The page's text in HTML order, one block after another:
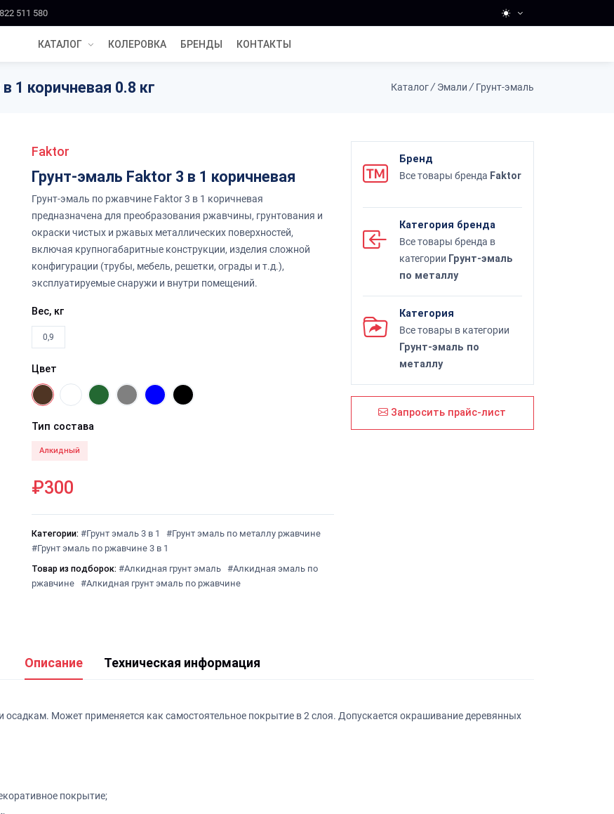
511 580
КАТАЛОГ КОЛЕРОВКА БРЕНДЫ КОНТАКТЫ
1 коричневая 0.8 кг Каталог/ Эмали / Грунт-эмаль
Faktor
Грунт-эмаль Faktor 3 в 1 коричневая
Грунт-эмаль по ржавчине Faktor 3 в 1 коричневая
предназначена для преобразования ржавчины, грунтования и
окраски чистых и ржавых металлических поверхностей,
включая крупногабаритные конструкции, изделия сложной
конфигурации (трубы, мебель, решетки, ограды и т.д.),
эксплуатируемые снаружи и внутри помещений.
Вес, кг
0,9
Цвет
Тип состава
Алкидный
₽300
Категории: #Грунт эмаль 3 в 1
#Грунт эмаль по металлу ржавчине
#Грунт эмаль по ржавчине 3 в 1
Товар из подборок: #Алкидная грунт эмаль
#Алкидная эмаль по
ржавчине
#Алкидная грунт эмаль по ржавчине
Бренд
Все товары бренда Faktor
Категория бренда
Все товары бренда в
категории Грунт-эмаль
по металлу
Категория
Все товары в категории
Грунт-эмаль по
металлу
Запросить прайс-лист
Описание Техническая информация
Может применяется как самостоятельное покрытие в 2 слоя. Допускается окрашивание деревянных
покрытие;